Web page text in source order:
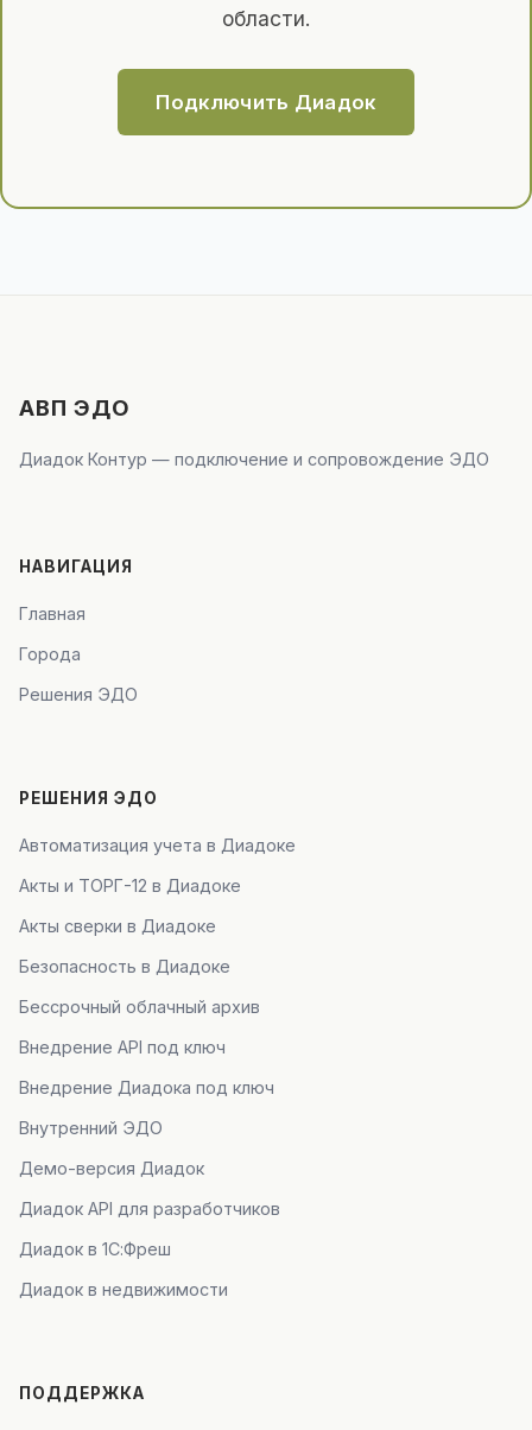
области.
Подключить Диадок
АВП ЭДО
Диадок Контур — подключение и сопровождение ЭДО
НАВИГАЦИЯ
Главная
Города
Решения ЭДО
РЕШЕНИЯ ЭДО
Автоматизация учета в Диадоке
Акты и ТОРГ-12 в Диадоке
Акты сверки в Диадоке
Безопасность в Диадоке
Бессрочный облачный архив
Внедрение API под ключ
Внедрение Диадока под ключ
Внутренний ЭДО
Демо-версия Диадок
Диадок API для разработчиков
Диадок в 1С:Фреш
Диадок в недвижимости
ПОДДЕРЖКА